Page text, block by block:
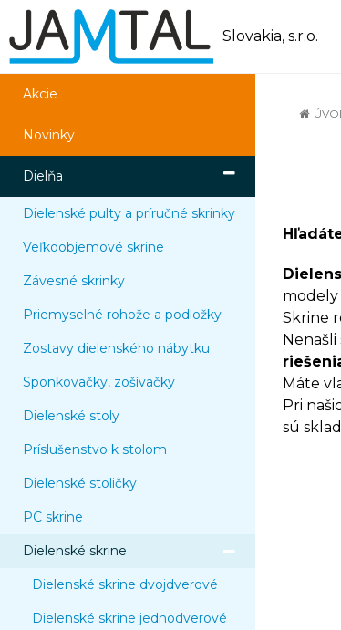
Slovakia, s.r.o.
Akcie
Novinky
Dielňa
Dielenské pulty a príručné skrinky
Veľkoobjemové skrine
Závesné skrinky
Priemyselné rohože a podložky
Zostavy dielenského nábytku
Sponkovačky, zošívačky
Dielenské stoly
Príslušenstvo k stolom
Dielenské stoličky
PC skrine
Dielenské skrine
Dielenské skrine dvojdverové
Dielenské skrine jednodverové
modely
Skrine
Máte
Pri
sú